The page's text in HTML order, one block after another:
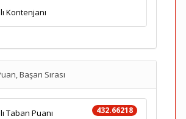
Kontenjanı
Başarı Sırası
432.66218
Taban Puanı